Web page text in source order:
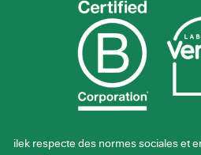
ilek respecte des normes sociales et